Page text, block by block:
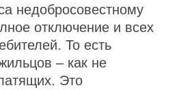
недобросовестному
отключение и всех
То есть
– как не
Это